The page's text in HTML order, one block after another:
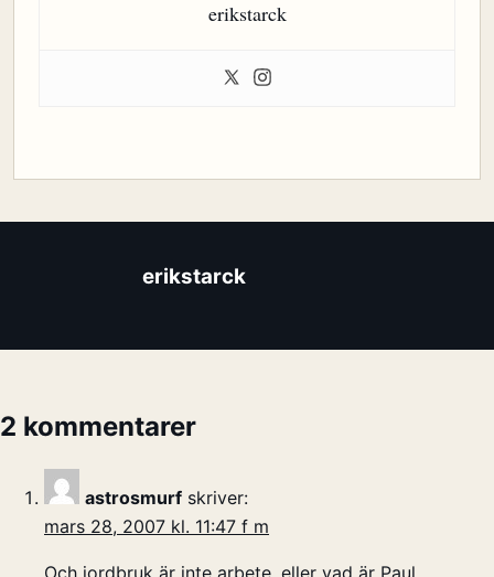
erikstarck
erikstarck
2 kommentarer
astrosmurf skriver:
mars 28, 2007 kl. 11:47 f m